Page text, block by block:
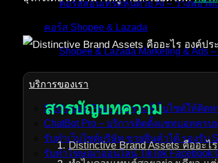
คอร์สสอนเทรดหุ้นด้วย AI – วางพอร์ต
คอร์ส Shopee & Lazada
Shopee & Lazada Marketing &
บริการของเรา
SEO Audit Pro – วิเคราะห์เว็บไซต์ให้ติ
ChatBot Pro – บริการติดตั้งแชทบอทครบ
รับทำเว็บไซต์บริษัท ขายสินค้าได้ รองรับ
รับทำโฆษณาออนไลน์ TikTok Facebook
สารบัญบทความ
Distinctive Brand Assets คืออะไร